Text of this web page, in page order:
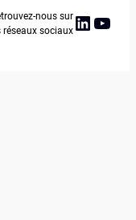
nous sur
réseaux sociaux